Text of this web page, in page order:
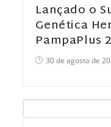
Lançado o
Genética
PampaPlus
30 de agosto de